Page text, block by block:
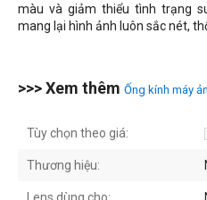
màu và giảm thiểu tình trạng
mang lại hình ảnh luôn sắc nét,
>>> Xem thêm Ống kính máy
Tùy chọn theo giá:
Thương hiệu: